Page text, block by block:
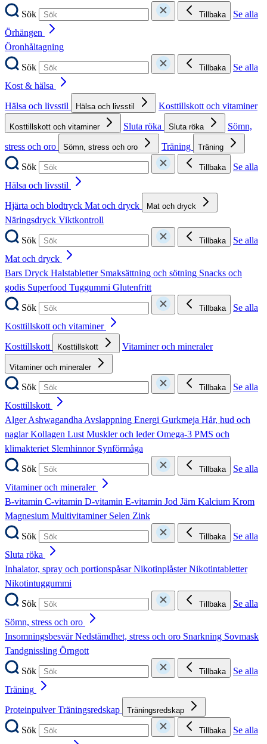
Sök
Tillbaka
Se alla
Örhängen
Öronhåltagning
Sök
Tillbaka
Se alla
Kost & hälsa
Hälsa och livsstil
Hälsa och livsstil Kosttillskott och vitaminer
Kosttillskott och vitaminer Sluta röka Sluta röka
Sömn,
stress och oro
Sömn, stress och oro Träning Träning
Sök Tillbaka
Se alla
Hälsa och livsstil
Hjärta och blodtryck Mat och dryck Mat och dryck
Näringsdryck Viktkontroll
Sök
Tillbaka
Se alla
Mat och dryck
Bars Dryck Halstabletter Smaksättning och sötning Snacks och
godis Superfood Tuggummi Glutenfritt
Sök
Tillbaka
Se alla
Kosttillskott och vitaminer
Kosttillskott
Kosttillskott Vitaminer och mineraler
Vitaminer och mineraler
Sök Tillbaka
Se alla
Kosttillskott
AlgerAshwagandhaAvslappning Energi Gurkmeja Hår, hud och
naglarKollagen LustMuskler och lederOmega-3 PMS och
klimakteriet Slemhinnor Synförmåga
Sök
Tillbaka
Se alla
Vitaminer och mineraler
B-vitamin C-vitamin D-vitamin E-vitamin Jod Järn Kalcium Krom
Magnesium Multivitaminer Selen Zink
Sök
Tillbaka
Se alla
Sluta röka
Inhalator, spray och portionspåsarNikotinplåsterNikotintabletter
Nikotintuggummi
Sök
Tillbaka
Se alla
Sömn, stress och oro
InsomningsbesvärNedstämdhet, stress och oro Snarkning Sovmask
Tandgnissling Örngott
Sök
Tillbaka
Se alla
Träning
ProteinpulverTräningsredskap Träningsredskap
Sök Tillbaka
Se alla